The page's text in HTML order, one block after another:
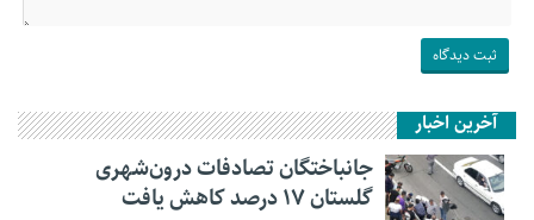
آخرین اخبار
جانباختگان تصادفات درون‌شهری
گلستان ۱۷ درصد کاهش یافت